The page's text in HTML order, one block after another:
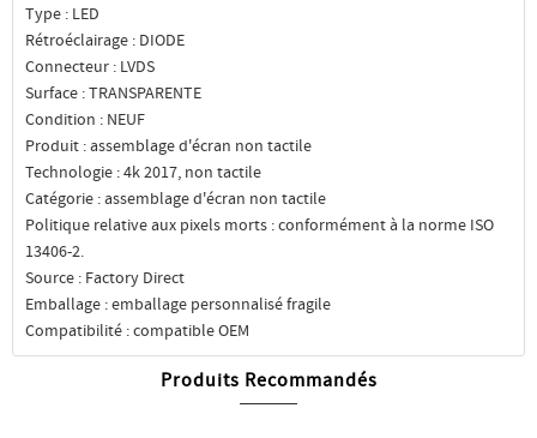
Type : LED
Rétroéclairage : DIODE
Connecteur : LVDS
Surface : TRANSPARENTE
Condition : NEUF
Produit : assemblage d'écran non tactile
Technologie : 4k 2017, non tactile
Catégorie : assemblage d'écran non tactile
Politique relative aux pixels morts : conformément à la norme ISO
13406-2.
Source : Factory Direct
Emballage : emballage personnalisé fragile
Compatibilité : compatible OEM
Produits Recommandés